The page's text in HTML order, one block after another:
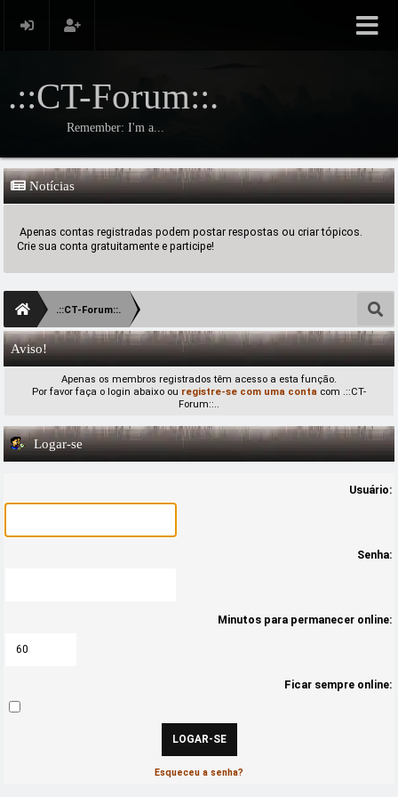
.::CT-Forum::.
Remember: I'm a...
Notícias
Apenas contas registradas podem postar respostas ou criar tópicos.
Crie sua conta gratuitamente e participe!
.::CT-Forum::.
Aviso!
Apenas os membros registrados têm acesso a esta função.
Por favor faça o login abaixo ou registre-se com uma conta com .::CT-
Forum::..
Logar-se
Usuário:
Senha:
Minutos para permanecer online:
Ficar sempre online:
Esqueceu a senha?